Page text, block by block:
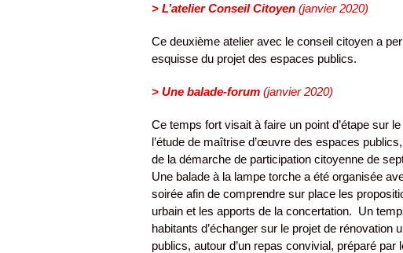
> L’atelier Conseil Citoyen(janvier 2020)
Ce deuxième atelier avec le conseil citoyen a
esquisse du projet des espaces publics.
> Une balade-forum(janvier 2020)
Ce temps fort visait à faire un point d’étape sur
l’étude de maîtrise d’œuvre des espaces
de la démarche de participation citoyenne de
Une balade à la lampe torche a été organisée
soirée afin de comprendre sur place les
urbain et les apports de la concertation. Un
habitants d’échanger sur le projet de rénovation
publics, autour d’un repas convivial, préparé